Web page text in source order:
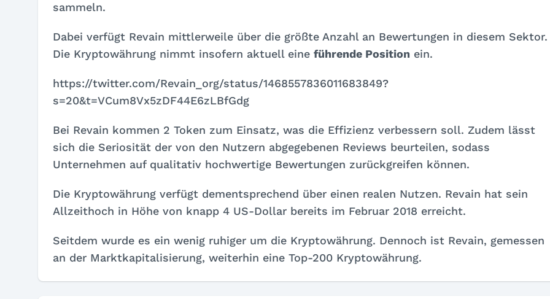
sammeln.
Dabei verfügt Revain mittlerweile über die größte Anzahl an Bewertungen in diesem Sektor.
Die Kryptowährung nimmt insofern aktuell eine führende Position ein.
https://twitter.com/Revain_org/status/1468557836011683849?
s=20&t=VCum8Vx5zDF44E6zLBfGdg
Bei Revain kommen 2 Token zum Einsatz, was die Effizienz verbessern soll. Zudem lässt
sich die Seriosität der von den Nutzern abgegebenen Reviews beurteilen, sodass
Unternehmen auf qualitativ hochwertige Bewertungen zurückgreifen können.
Die Kryptowährung verfügt dementsprechend über einen realen Nutzen. Revain hat sein
Allzeithoch in Höhe von knapp 4 US-Dollar bereits im Februar 2018 erreicht.
Seitdem wurde es ein wenig ruhiger um die Kryptowährung. Dennoch ist Revain, gemessen
an der Marktkapitalisierung, weiterhin eine Top-200 Kryptowährung.